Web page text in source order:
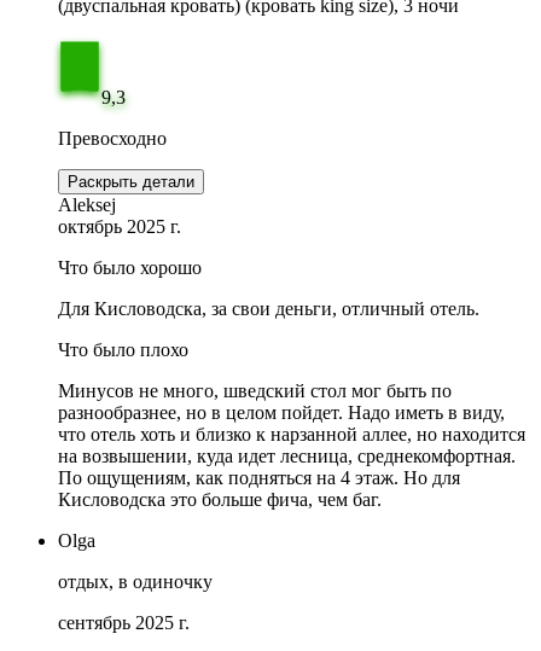
(двуспальная кровать) (кровать king size), 3 ночи
9,3
Превосходно
Раскрыть детали
Aleksej
октябрь 2025 г.
Что было хорошо
Для Кисловодска, за свои деньги, отличный отель.
Что было плохо
Минусов не много, шведский стол мог быть по
разнообразнее, но в целом пойдет. Надо иметь в виду,
что отель хоть и близко к нарзанной аллее, но находится
на возвышении, куда идет лесница, среднекомфортная.
По ощущениям, как подняться на 4 этаж. Но для
Кисловодска это больше фича, чем баг.
Olga
отдых, в одиночку
сентябрь 2025 г.